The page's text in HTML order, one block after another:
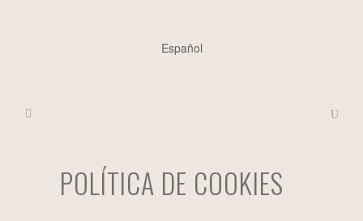
Español
POLÍTICA DE COOKIES